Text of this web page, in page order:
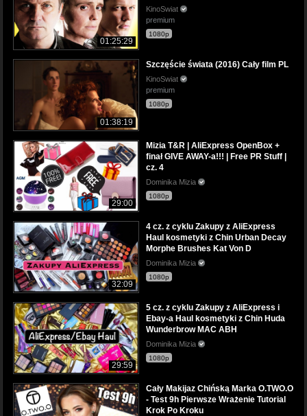
01:25:29
KinoSwiat
premium
1080p
01:38:19
Szczęście świata (2016) Cały film PL
KinoSwiat
premium
1080p
29:00
Mizia T&R | AliExpress OpenBox +
finał GIVE AWAY-a!!! | Free PR Stuff |
cz. 4
Dominika Mizia
1080p
32:09
4 cz. z cyklu Zakupy z AliExpress
Haul kosmetyki z Chin Urban Decay
Morphe Brushes Kat Von D
Dominika Mizia
1080p
29:59
5 cz. z cyklu Zakupy z AliExpress i
Ebay-a Haul kosmetyki z Chin Huda
Wunderbrow MAC ABH
Dominika Mizia
1080p
Cały Makijaz Chińską Marka O.TWO.O
- Test 9h Pierwsze Wrażenie Tutorial
Krok Po Kroku